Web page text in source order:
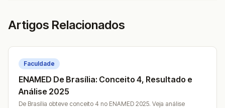
Artigos Relacionados
Faculdade
ENAMED De Brasília: Conceito 4, Resultado e
Análise 2025
De Brasília obteve conceito 4 no ENAMED 2025. Veja análise